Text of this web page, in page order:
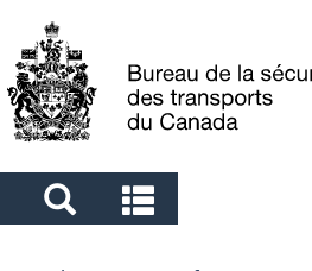
totoà
la
Sélection
de
la
langue
Search
and
and